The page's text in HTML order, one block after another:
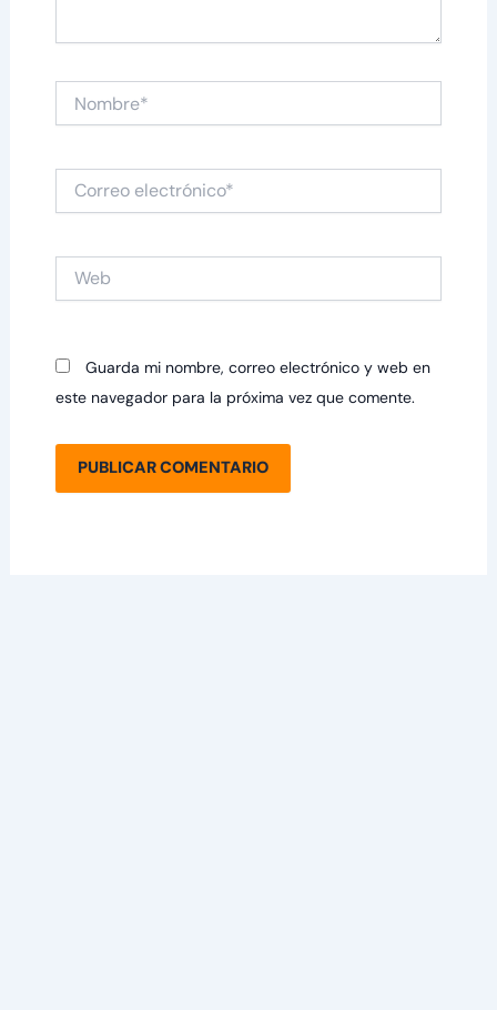
Correo
electrónico*
Guarda mi nombre, correo electrónico y web en
este navegador para la próxima vez que comente.